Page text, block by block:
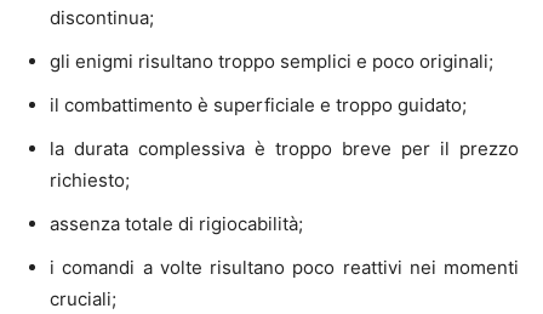
discontinua;
gli enigmi risultano troppo semplici e poco originali;
il combattimento è superficiale e troppo guidato;
la durata complessiva è troppo breve per il prezzo
richiesto;
assenza totale di rigiocabilità;
i comandi a volte risultano poco reattivi nei momenti
cruciali;